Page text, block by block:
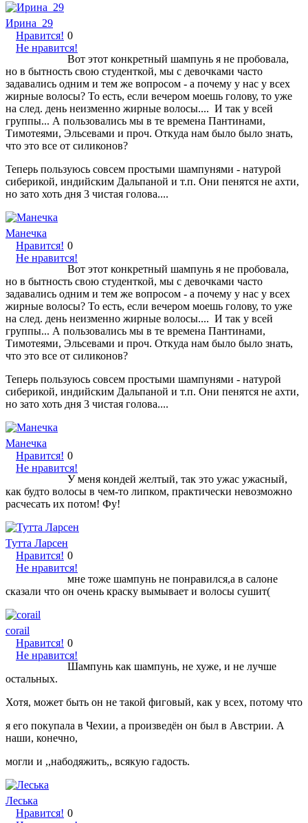
Ирина_29
Нравится!
Не нравится!
0
Вот этот конкретный шампунь я не пробовала,
но в бытность свою студенткой, мы с девочками часто
задавались одним и тем же вопросом - а почему у нас у всех
жирные волосы? То есть, если вечером моешь голову, то уже
на след. день неизменно жирные волосы.... И так у всей
группы... А пользовались мы в те времена Пантинами,
Тимотеями, Эльсевами и проч. Откуда нам было было знать,
что это все от силиконов?
Теперь пользуюсь совсем простыми шампунями - натурой
сиберикой, индийским Дальпаной и т.п. Они пенятся не ахти,
но зато хоть дня 3 чистая голова....
Манечка
Нравится!
Не нравится!
0
Вот этот конкретный шампунь я не пробовала,
но в бытность свою студенткой, мы с девочками часто
задавались одним и тем же вопросом - а почему у нас у всех
жирные волосы? То есть, если вечером моешь голову, то уже
на след. день неизменно жирные волосы.... И так у всей
группы... А пользовались мы в те времена Пантинами,
Тимотеями, Эльсевами и проч. Откуда нам было было знать,
что это все от силиконов?
Теперь пользуюсь совсем простыми шампунями - натурой
сиберикой, индийским Дальпаной и т.п. Они пенятся не ахти,
но зато хоть дня 3 чистая голова....
Манечка
Нравится!
Не нравится!
0
У меня кондей желтый, так это ужас ужасный,
как будто волосы в чем-то липком, практически невозможно
расчесать их потом! Фу!
Тутта Ларсен
Нравится!
Не нравится!
0
мне тоже шампунь не понравился,а в салоне
сказали что он очень краску вымывает и волосы сушит(
corail
Нравится!
Не нравится!
0
Шампунь как шампунь, не хуже, и не лучше
остальных.
Хотя, может быть он не такой фиговый, как у всех, потому что
я его покупала в Чехии, а произведён он был в Австрии. А
наши, конечно,
могли и ,,набодяжить,, всякую гадость.
Леська
Нравится! 0